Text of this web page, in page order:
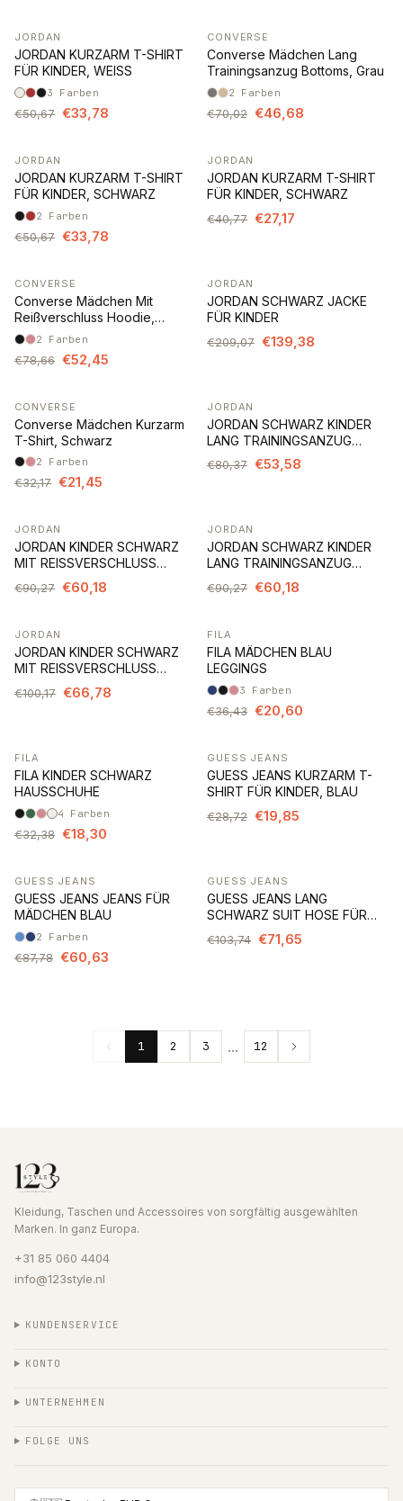
-33%
JORDAN
JORDAN KURZARM T-SHIRT
FÜR KINDER, WEISS
3 Farben
€50,67 €33,78
-33%
CONVERSE
Converse Mädchen Lang
Trainingsanzug Bottoms, Grau
2 Farben
€70,02 €46,68
-33%
JORDAN
JORDAN KURZARM T-SHIRT
FÜR KINDER, SCHWARZ
2 Farben
€50,67 €33,78
-33%
JORDAN
JORDAN KURZARM T-SHIRT
FÜR KINDER, SCHWARZ
€40,77 €27,17
-33%
CONVERSE
Converse Mädchen Mit
Reißverschluss Hoodie,
Schwarz
2 Farben
€78,66 €52,45
-33%
JORDAN
JORDAN SCHWARZ JACKE
FÜR KINDER
€209,07 €139,38
-33%
CONVERSE
Converse Mädchen Kurzarm
T-Shirt, Schwarz
2 Farben
€32,17 €21,45
-33%
JORDAN
JORDAN SCHWARZ KINDER
LANG TRAININGSANZUG
€80,37 €53,58
-33%
JORDAN
JORDAN KINDER SCHWARZ
MIT REISSVERSCHLUSS
SWEATSHIRT
€90,27 €60,18
-33%
JORDAN
JORDAN SCHWARZ KINDER
LANG TRAININGSANZUG
€90,27 €60,18
-33%
JORDAN
JORDAN KINDER SCHWARZ
MIT REISSVERSCHLUSS
SWEATSHIRT
€100,17 €66,78
-43%
FILA
FILA MÄDCHEN BLAU
LEGGINGS
3 Farben
€36,43 €20,60
-43%
FILA
FILA KINDER SCHWARZ
HAUSSCHUHE
4 Farben
€32,38 €18,30
-31%
GUESS JEANS
GUESS JEANS KURZARM T-
SHIRT FÜR KINDER, BLAU
€28,72 €19,85
-31%
GUESS JEANS
GUESS JEANS JEANS FÜR
MÄDCHEN BLAU
2 Farben
€87,78 €60,63
-31%
GUESS JEANS
GUESS JEANS LANG
SCHWARZ SUIT HOSE FÜR
€103,74 €71,65
1 2 3 ... 12
Kleidung, Taschen und Accessoires von sorgfältig ausgewählten
Marken. In ganz Europa.
+31 85 060 4404
info@123style.nl
KUNDENSERVICE
KONTO
UNTERNEHMEN
FOLGE UNS